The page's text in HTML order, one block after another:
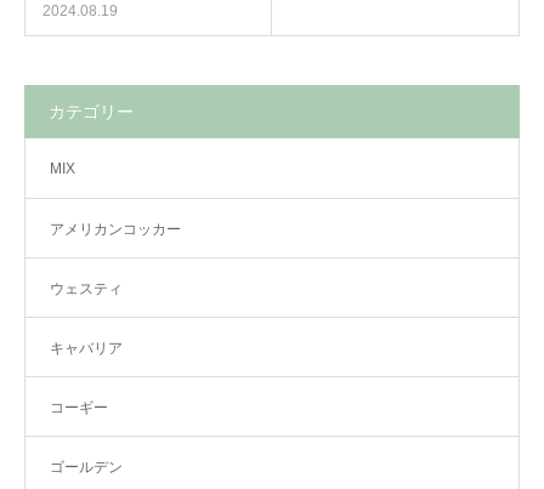
2024.08.19
カテゴリー
MIX
アメリカンコッカー
ウェスティ
キャバリア
コーギー
ゴールデン